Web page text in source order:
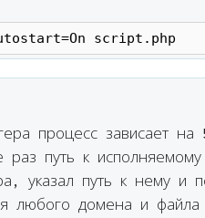
script.php
процесс зависает
путь к
указал путь к нему и
любого домена и файла